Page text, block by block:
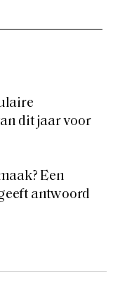
dit jaar voor
Een
antwoord